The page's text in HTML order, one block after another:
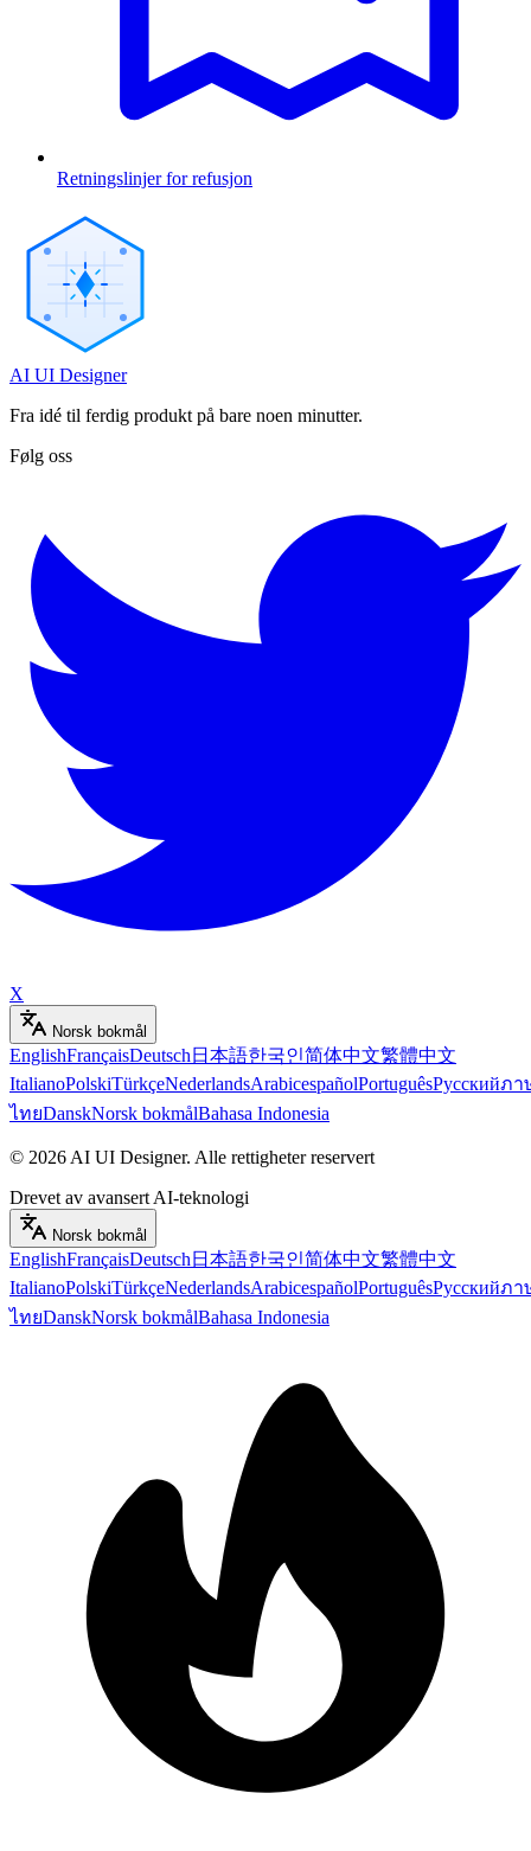
Retningslinjer for refusjon
AI UI Designer
Fra idé til ferdig produkt på bare noen minutter.
Følg oss
X
Norsk bokmål
EnglishFrançaisDeutsch 日本語한국인简体中文繁體中文
ItalianoPolskiTürkçeNederlandsArabicespañolPortuguêsРусскийภา
ไทยDanskNorsk bokmålBahasa Indonesia
© 2026 AI UI Designer. Alle rettigheter reservert
Drevet av avansert AI-teknologi
Norsk bokmål
EnglishFrançaisDeutsch 日本語한국인简体中文繁體中文
ItalianoPolskiTürkçeNederlandsArabicespañolPortuguêsРусскийภา
ไทยDanskNorsk bokmålBahasa Indonesia